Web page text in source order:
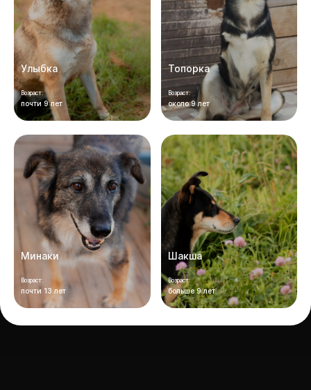
Улыбка
Возраст:
почти 9 лет
Топорка
Возраст:
около 9 лет
Минаки
Возраст:
почти 13 лет
Шакша
Возраст:
больше 9 лет